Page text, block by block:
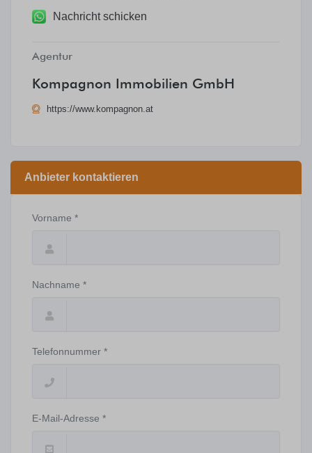
Nachricht schicken
Agentur
Kompagnon Immobilien GmbH
https://www.kompagnon.at
Anbieter kontaktieren
Vorname *
Nachname *
Telefonnummer *
E-Mail-Adresse *